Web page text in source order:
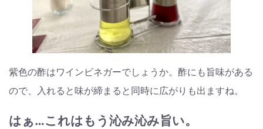
紫色の酢はワインビネガーでしょうか。酢にも旨味がある
ので、入れると味が締まると同時に広がりも出ますね。
はぁ…これはもう沁み沁み旨い。